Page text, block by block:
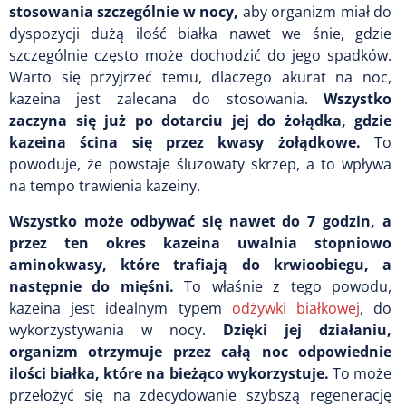
stosowania szczególnie w nocy, aby organizm miał do
dyspozycji dużą ilość białka nawet we śnie, gdzie
szczególnie często może dochodzić do jego spadków.
Warto się przyjrzeć temu, dlaczego akurat na noc,
kazeina jest zalecana do stosowania. Wszystko
zaczyna się już po dotarciu jej do żołądka, gdzie
kazeina ścina się przez kwasy żołądkowe. To
powoduje, że powstaje śluzowaty skrzep, a to wpływa
na tempo trawienia kazeiny.
Wszystko może odbywać się nawet do 7 godzin, a
przez ten okres kazeina uwalnia stopniowo
aminokwasy, które trafiają do krwioobiegu, a
następnie do mięśni. To właśnie z tego powodu,
kazeina jest idealnym typem odżywki białkowej, do
wykorzystywania w nocy. Dzięki jej działaniu,
organizm otrzymuje przez całą noc odpowiednie
ilości białka, które na bieżąco wykorzystuje. To może
przełożyć się na zdecydowanie szybszą regenerację